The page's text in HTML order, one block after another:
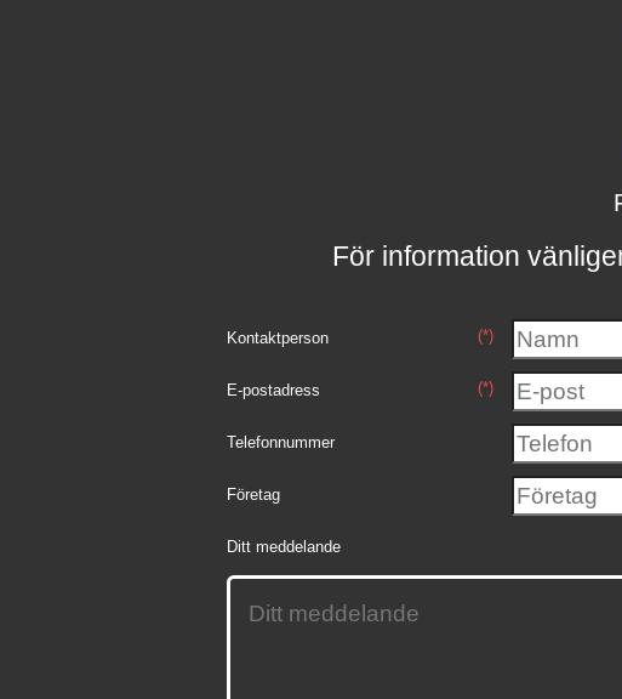
För information
Kontaktperson (*)
E-postadress (*)
Telefonnummer
Företag
Ditt meddelande